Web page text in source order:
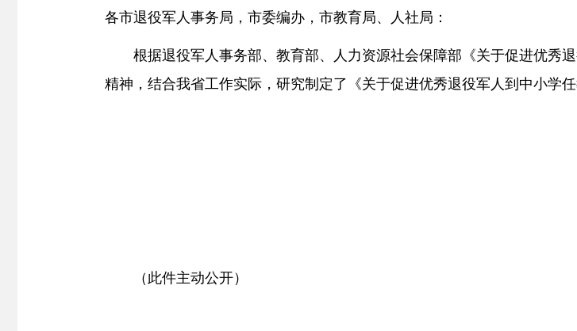
各市退役军人事务局，市委编办，市教育局、人社局：
根据退役军人事务部、教育部、人力资源社会保障部《关于促进优秀
精神 ，结合我省工作实际，研究制定了《关于促进优秀退役军人到中小学
（此件主动公开）